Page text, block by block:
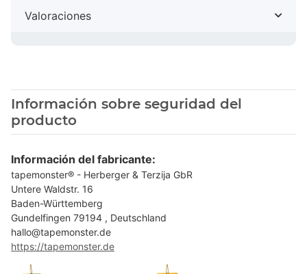
Valoraciones
Información sobre seguridad del
producto
Información del fabricante:
tapemonster® - Herberger & Terzija GbR
Untere Waldstr. 16
Baden-Württemberg
Gundelfingen 79194 , Deutschland
hallo@tapemonster.de
https://tapemonster.de